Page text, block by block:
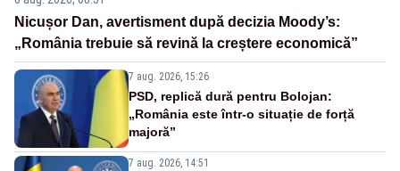
Nicușor Dan, avertisment după decizia Moody’s:
„România trebuie să revină la creștere economică”
7 aug. 2026, 15:26
PSD, replică dură pentru Bolojan:
„România este într-o situație de forță
majoră”
7 aug. 2026, 14:51